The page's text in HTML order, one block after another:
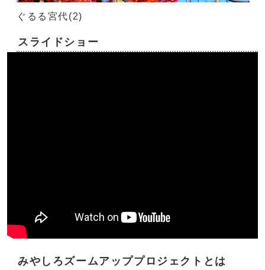
ぐるる宮代(2)
スライドショー
みやしろズームアッププロジェクトとは